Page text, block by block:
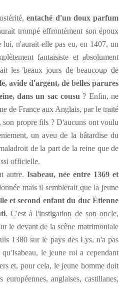
entaché d'un doux parfum
trompé effrontément son époux
n'aurait-elle pas eu, en 1407, un
fantaisiste et absolument
les beaux jours de beaucoup de
avide d'argent, de belles parures
dans un sac cousu ? Enfin, ne
de France aux Anglais, par le traité
propre fils ? D'aucuns ont voulu
un aveu de la bâtardise du
de la part de la reine que de
officielle.
autre. Isabeau, née entre 1369 et
mais il semblerait que la jeune
et second enfant du duc Etienne
. C'est à l'instigation de son oncle,
le devant de la scène matrimoniale
1380 sur le pays des Lys, n'a pas
le jeune roi a cependant
et, pour cela, le jeune homme doit
européennes, anglaises, castillanes,